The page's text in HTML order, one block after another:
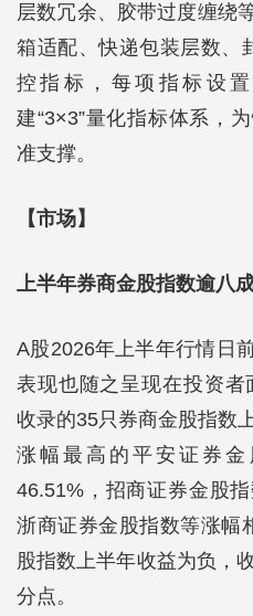
层数冗余、胶带过度缠绕
箱适配、快递包装层数、
控指标，每项指标设
建“3×3”量化指标体系，
准支撑。
【市场】
上半年券商金股指数逾八
A股2026年上半年行情日
表现也随之呈现在投资
收录的35只券商金股指数
涨幅最高的平安证券
46.51%，招商证券金股
浙商证券金股指数等涨幅
股指数上半年收益为负，
分点。